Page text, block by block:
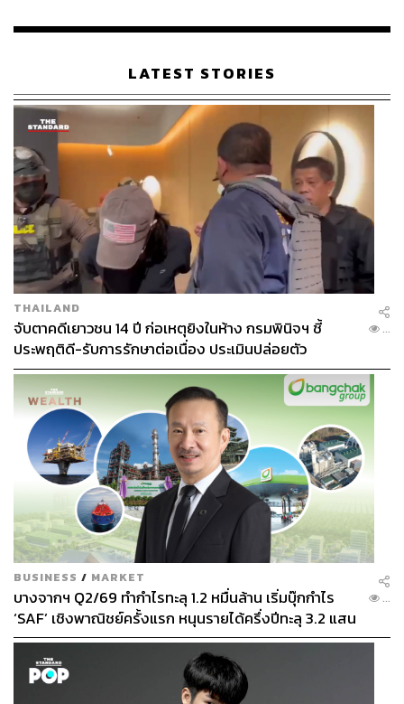
เรือนไทยที่ถูกซุกไว้
LATEST STORIES
THAILAND
จับตาคดีเยาวชน 14 ปี ก่อเหตุยิงในห้าง กรมพินิจฯ ชี้
ประพฤติดี-รับการรักษาต่อเนื่อง ประเมินปล่อยตัว
...
BUSINESS / MARKET
บางจากฯ Q2/69 ทำกำไรทะลุ 1.2 หมื่นล้าน เริ่มบุ๊กกำไร
‘SAF’ เชิงพาณิชย์ครั้งแรก หนุนรายได้ครึ่งปีทะลุ 3.2 แสน
ล้าน
...